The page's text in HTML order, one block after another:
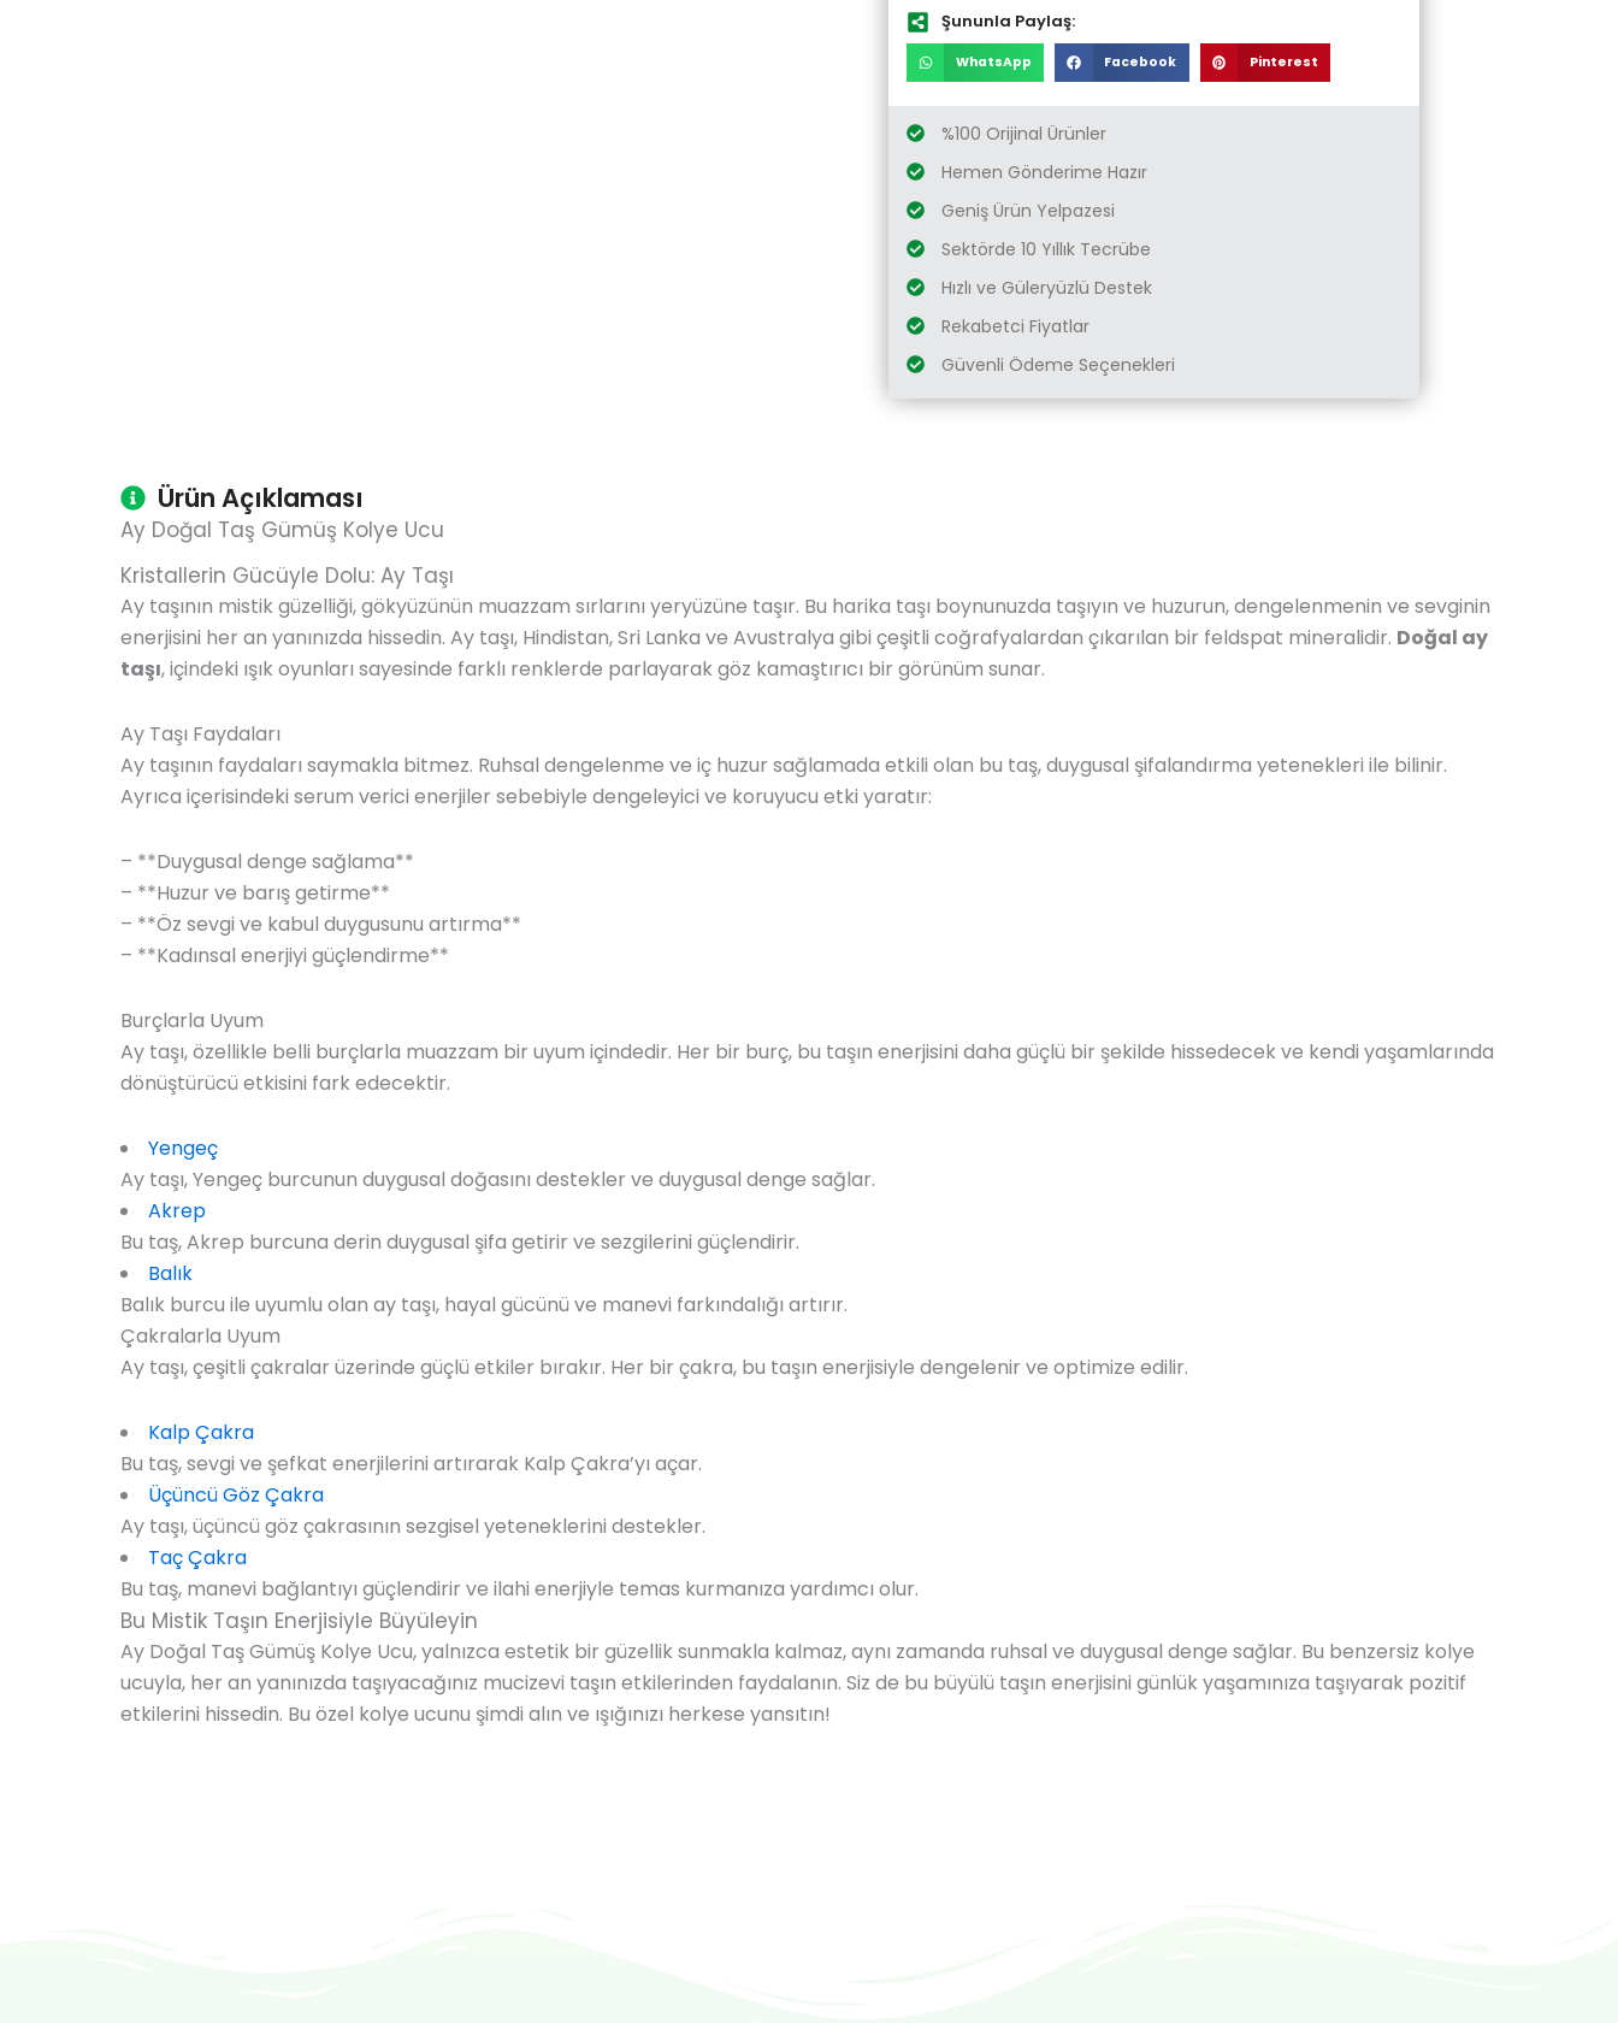
Şununla Paylaş:
WhatsApp Facebook Pinterest
%100 Orijinal Ürünler
Hemen Gönderime Hazır
Geniş Ürün Yelpazesi
Sektörde 10 Yıllık Tecrübe
Hızlı ve Güleryüzlü Destek
Rekabetci Fiyatlar
Güvenli Ödeme Seçenekleri
Ürün Açıklaması
Ay Doğal Taş Gümüş Kolye Ucu
Kristallerin Gücüyle Dolu: Ay Taşı
Ay taşının mistik güzelliği, gökyüzünün muazzam sırlarını yeryüzüne taşır. Bu harika taşı boynunuzda taşıyın ve huzurun, dengelenmenin ve sevginin
enerjisini her an yanınızda hissedin. Ay taşı, Hindistan, Sri Lanka ve Avustralya gibi çeşitli coğrafyalardan çıkarılan bir feldspat mineralidir. Doğal ay
taşı, içindeki ışık oyunları sayesinde farklı renklerde parlayarak göz kamaştırıcı bir görünüm sunar.
Ay Taşı Faydaları
Ay taşının faydaları saymakla bitmez. Ruhsal dengelenme ve iç huzur sağlamada etkili olan bu taş, duygusal şifalandırma yetenekleri ile bilinir.
Ayrıca içerisindeki serum verici enerjiler sebebiyle dengeleyici ve koruyucu etki yaratır:
– **Duygusal denge sağlama**
– **Huzur ve barış getirme**
– **Öz sevgi ve kabul duygusunu artırma**
– **Kadınsal enerjiyi güçlendirme**
Burçlarla Uyum
Ay taşı, özellikle belli burçlarla muazzam bir uyum içindedir. Her bir burç, bu taşın enerjisini daha güçlü bir şekilde hissedecek ve kendi yaşamlarında
dönüştürücü etkisini fark edecektir.
Yengeç
Ay taşı, Yengeç burcunun duygusal doğasını destekler ve duygusal denge sağlar.
Akrep
Bu taş, Akrep burcuna derin duygusal şifa getirir ve sezgilerini güçlendirir.
Balık
Balık burcu ile uyumlu olan ay taşı, hayal gücünü ve manevi farkındalığı artırır.
Çakralarla Uyum
Ay taşı, çeşitli çakralar üzerinde güçlü etkiler bırakır. Her bir çakra, bu taşın enerjisiyle dengelenir ve optimize edilir.
Kalp Çakra
Bu taş, sevgi ve şefkat enerjilerini artırarak Kalp Çakra’yı açar.
Üçüncü Göz Çakra
Ay taşı, üçüncü göz çakrasının sezgisel yeteneklerini destekler.
Taç Çakra
Bu taş, manevi bağlantıyı güçlendirir ve ilahi enerjiyle temas kurmanıza yardımcı olur.
Bu Mistik Taşın Enerjisiyle Büyüleyin
Ay Doğal Taş Gümüş Kolye Ucu, yalnızca estetik bir güzellik sunmakla kalmaz, aynı zamanda ruhsal ve duygusal denge sağlar. Bu benzersiz kolye
ucuyla, her an yanınızda taşıyacağınız mucizevi taşın etkilerinden faydalanın. Siz de bu büyülü taşın enerjisini günlük yaşamınıza taşıyarak pozitif
etkilerini hissedin. Bu özel kolye ucunu şimdi alın ve ışığınızı herkese yansıtın!